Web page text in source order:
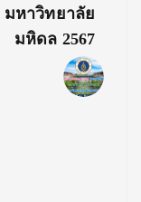
มหาวิทยาลัย
มหิดล 2567